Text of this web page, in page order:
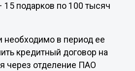
подарков по 100 тысяч
необходимо в период ее
кредитный договор на
через отделение ПАО